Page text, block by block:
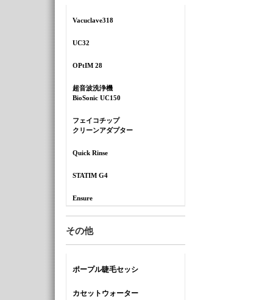
Vacuclave318
UC32
OPtIM 28
超音波洗浄機
BioSonic UC150
フェイコチップ
クリーンアダプター
Quick Rinse
STATIM G4
Ensure
その他
ポープル睫毛セッシ
カセットウォーター